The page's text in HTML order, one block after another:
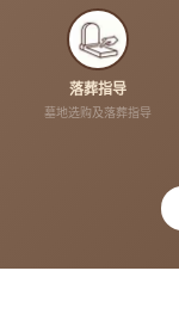
落葬指导
墓地选购及落葬指导